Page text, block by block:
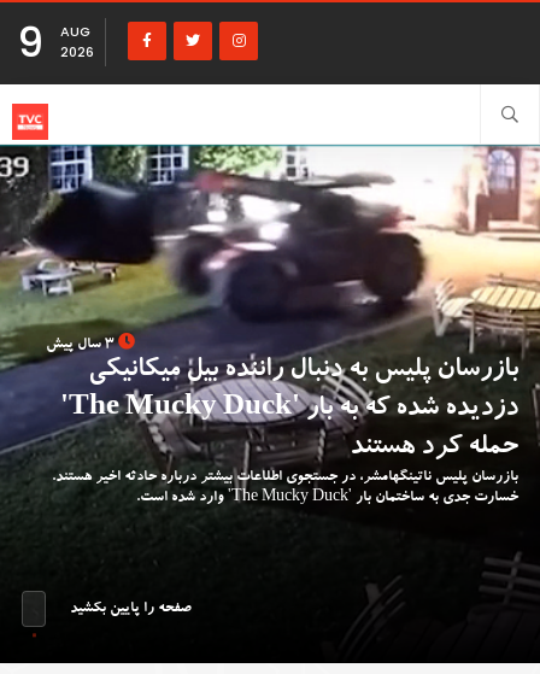
9
AUG
2026
3 سال پیش
بازرسان پلیس به دنبال راننده بیل میکانیکی
دزدیده شده که به بار 'The Mucky Duck'
حمله کرد هستند
بازرسان پلیس ناتینگهامشر، در جستجوی اطلاعات بیشتر درباره حادثه اخیر هستند.
خسارت جدی به ساختمان بار 'The Mucky Duck' وارد شده است.
صفحه را پایین بکشید